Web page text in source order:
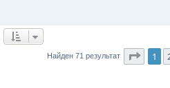
Найден 71 результат 1